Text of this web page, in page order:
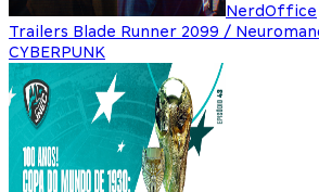
NerdOffice
Trailers Blade Runner 2099 /
CYBERPUNK